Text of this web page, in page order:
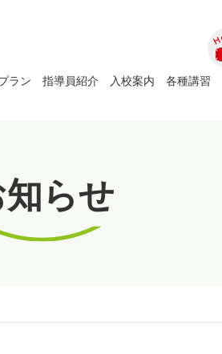
ホ
ラン 指導員紹介 入校案内 各種講習
知らせ